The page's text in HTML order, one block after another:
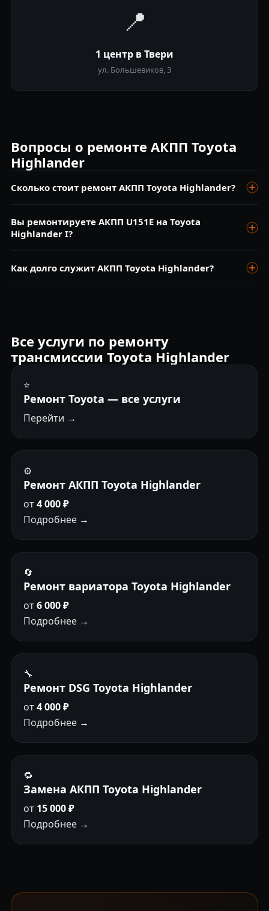
📍
1 центр в Твери
ул. Большевиков, 3
Вопросы о ремонте АКПП Toyota
Highlander
Сколько стоит ремонт АКПП Toyota Highlander?
гидроблока от 9 000 ₽, капитальный ремонт от 28 000 ₽.
Вы ремонтируете АКПП U151E на Toyota
Highlander I?
Highlander. Знаем все слабые места: гидроблок, ГДТ,
Как долго служит АКПП Toyota Highlander?
Все услуги по ремонту
трансмиссии Toyota Highlander
⭐
Ремонт Toyota — все услуги
Перейти →
⚙️
Ремонт АКПП Toyota Highlander
от4 000 ₽
Подробнее →
🔄
Ремонт вариатора Toyota Highlander
от6 000 ₽
Подробнее →
🔧
Ремонт DSG Toyota Highlander
от4 000 ₽
Подробнее →
🔁
Замена АКПП Toyota Highlander
от 15 000 ₽
Подробнее →